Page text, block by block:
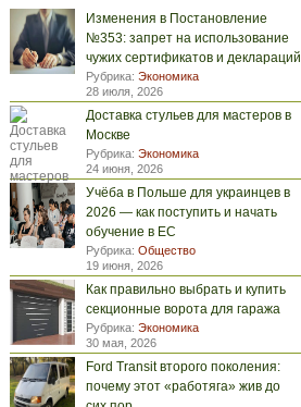
Изменения в Постановление
№353: запрет на использование
чужих сертификатов и деклараций
Рубрика: Экономика
28 июля, 2026
Доставка стульев для мастеров в
Москве
Рубрика: Экономика
24 июня, 2026
Учёба в Польше для украинцев в
2026 — как поступить и начать
обучение в ЕС
Рубрика: Общество
19 июня, 2026
Как правильно выбрать и купить
секционные ворота для гаража
Рубрика: Экономика
30 мая, 2026
Ford Transit второго поколения:
почему этот «работяга» жив до